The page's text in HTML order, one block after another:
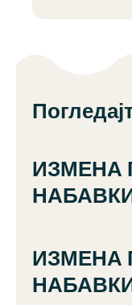
ИЗМЕНА
ИЗМЕНА